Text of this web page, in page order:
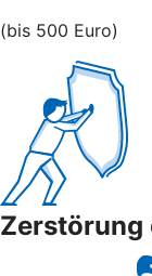
(bis 500 Euro)
Zerstörung